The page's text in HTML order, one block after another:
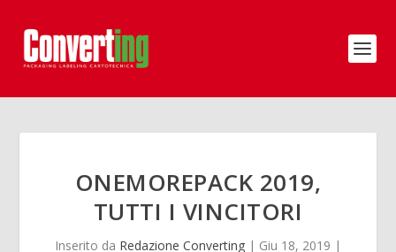
ONEMOREPACK 2019,
TUTTI I VINCITORI
Inserito da Redazione Converting | Giu 18, 2019 |